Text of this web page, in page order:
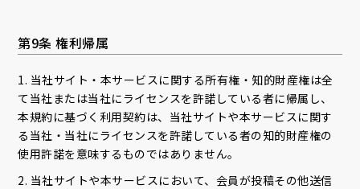
第9条 権利帰属
1. 当社サイト・本サービスに関する所有権・知的財産権は全
て当社または当社にライセンスを許諾している者に帰属し、
本規約に基づく利用契約は、当社サイトや本サービスに関す
る当社・当社にライセンスを許諾している者の知的財産権の
使用許諾を意味するものではありません。
2. 当社サイトや本サービスにおいて、会員が投稿その他送信